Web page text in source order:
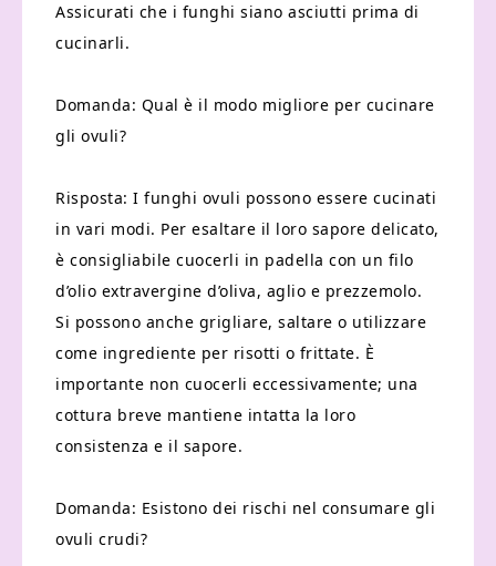
Assicurati che i funghi siano asciutti prima di
cucinarli.
Domanda: Qual è il modo migliore per cucinare
gli ovuli?
Risposta: I funghi ovuli possono essere cucinati
in vari modi. Per esaltare il loro sapore delicato,
è consigliabile cuocerli in padella con un filo
d’olio extravergine d’oliva, aglio e prezzemolo.
Si possono anche grigliare, saltare o utilizzare
come ingrediente per risotti o frittate. È
importante non cuocerli eccessivamente; una
cottura breve mantiene intatta la loro
consistenza e il sapore.
Domanda: Esistono dei rischi nel consumare gli
ovuli crudi?